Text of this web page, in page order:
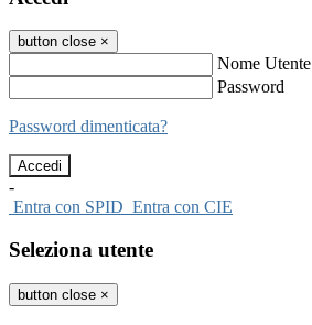
button close ×
Nome Utente
Password
Password dimenticata?
-
Entra con SPID Entra con CIE
Seleziona utente
button close ×